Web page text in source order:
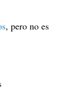
, pero no es